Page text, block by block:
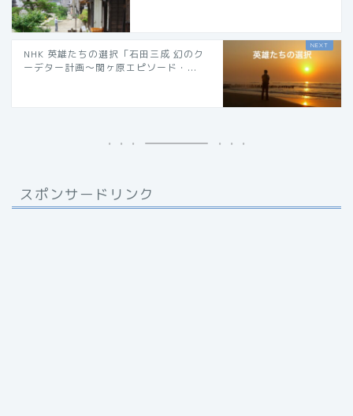
NHK 英雄たちの選択「石田三成 幻のク
ーデター計画〜関ヶ原エピソード・...
スポンサードリンク